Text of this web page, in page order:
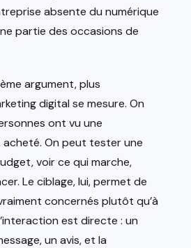
absente du numérique
partie des occasions de
argument, plus
digital se mesure. On
ont vu une
acheté. On peut tester une
voir ce qui marche,
Le ciblage, lui, permet de
concernés plutôt qu’à
est directe : un
un avis, et la